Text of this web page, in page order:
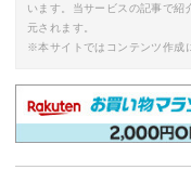
います。当サービスの記事で紹
元されます。
※本サイトではコンテンツ作成